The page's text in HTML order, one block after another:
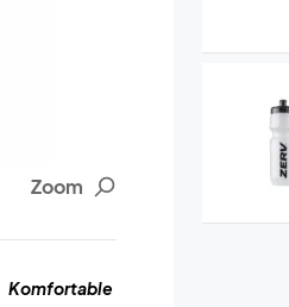
Zoom
Komfortable